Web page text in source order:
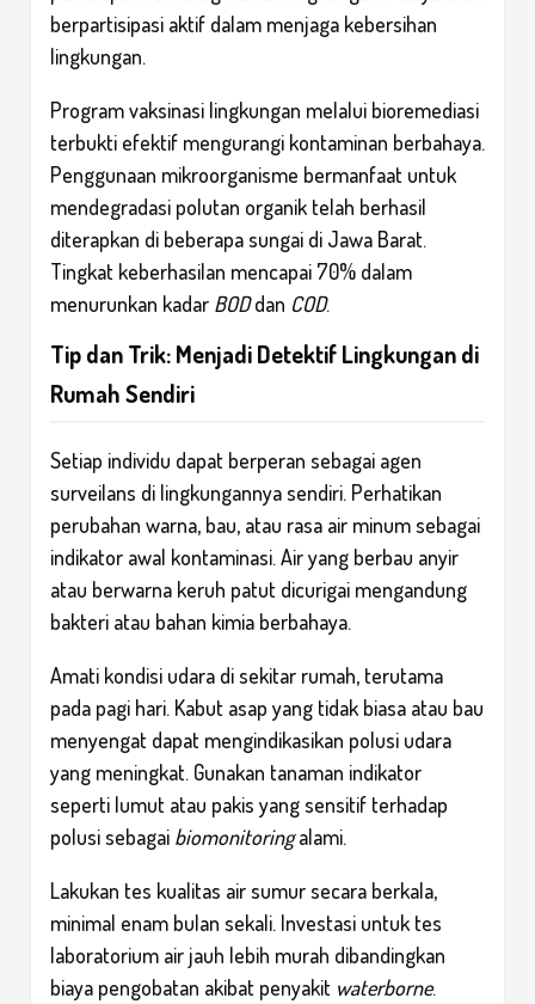
berpartisipasi aktif dalam menjaga kebersihan
lingkungan.
Program vaksinasi lingkungan melalui bioremediasi
terbukti efektif mengurangi kontaminan berbahaya.
Penggunaan mikroorganisme bermanfaat untuk
mendegradasi polutan organik telah berhasil
diterapkan di beberapa sungai di Jawa Barat.
Tingkat keberhasilan mencapai 70% dalam
menurunkan kadar BODdan COD.
Tip dan Trik: Menjadi Detektif Lingkungan di
Rumah Sendiri
Setiap individu dapat berperan sebagai agen
surveilans di lingkungannya sendiri. Perhatikan
perubahan warna, bau, atau rasa air minum sebagai
indikator awal kontaminasi. Air yang berbau anyir
atau berwarna keruh patut dicurigai mengandung
bakteri atau bahan kimia berbahaya.
Amati kondisi udara di sekitar rumah, terutama
pada pagi hari. Kabut asap yang tidak biasa atau bau
menyengat dapat mengindikasikan polusi udara
yang meningkat. Gunakan tanaman indikator
seperti lumut atau pakis yang sensitif terhadap
polusi sebagai biomonitoringalami.
Lakukan tes kualitas air sumur secara berkala,
minimal enam bulan sekali. Investasi untuk tes
laboratorium air jauh lebih murah dibandingkan
biaya pengobatan akibat penyakit waterborne.